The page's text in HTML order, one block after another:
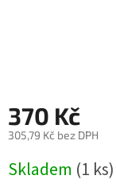
370 Kč
305,79 Kč bez DPH
cena:
Skladem (1 ks)